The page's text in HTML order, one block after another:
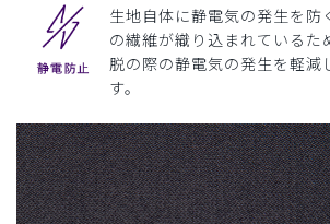
生地自体に静電気の発生を防
の繊維が織り込まれているた
脱の際の静電気の発生を軽減
す。